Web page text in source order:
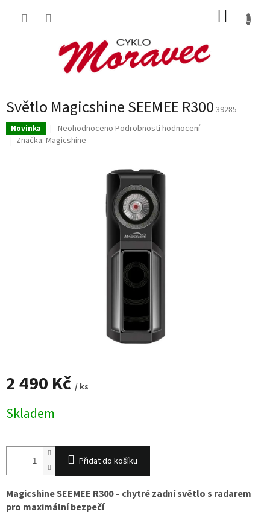
Světlo Magicshine SEEMEE R300 39285
Novinka
Průměrné
hodnocení
Neohodnoceno Podrobnosti hodnocení
Značka: Magicshine
2 490 Kč / ks
cena:
Skladem
Přidat do košíku
MagicshineSEEMEE R300 – chytré zadní světlo s radarem
pro maximální bezpečí